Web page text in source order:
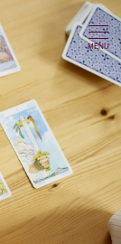
MENU